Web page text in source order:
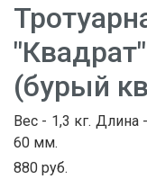
(бурый
Вес - 1,3 кг.
60 мм.
880 руб.